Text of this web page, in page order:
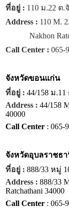
ที่อยู่ : 110 ม.22 ต
Address : 110 M.
Nakhon
Call Center : 065-
จังหวัดขอนแก่น
ที่อยู่ : 44/158 ม
Address : 44/158
40000
Call Center : 065-
จังหวัดอุบลราชธ
ที่อยู่ : 888/33 หมู่
Address : 888/33
Ratchathani 34000
Call Center : 065-